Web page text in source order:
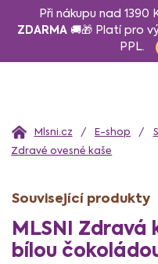
Při nákupu nad 1390
ZDARMA 🚚🎁 Platí pro
PPL.
Domů E-shop
Zdravé ovesné kaše
MLSNI Zdravá
bílou
Související produkty